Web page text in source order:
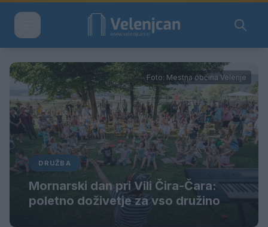
Foto: Mestna občina Velenje
DRUŽBA
Mornarski dan pri Vili Čira-Čara:
poletno doživetje za vso družino